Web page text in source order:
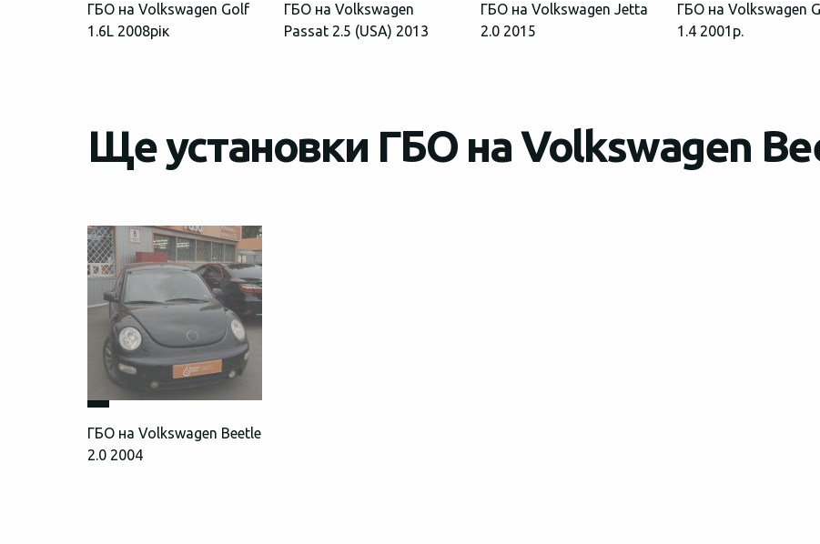
ГБО на Volkswagen Golf
1.6L 2008рік
ГБО на Volkswagen
Passat 2.5 (USA) 2013
ГБО на Volkswagen Jetta
2.0 2015
ГБО на Volkswagen
1.4 2001р.
Ще установки ГБО на Volkswagen
ГБО на Volkswagen Beetle
2.0 2004